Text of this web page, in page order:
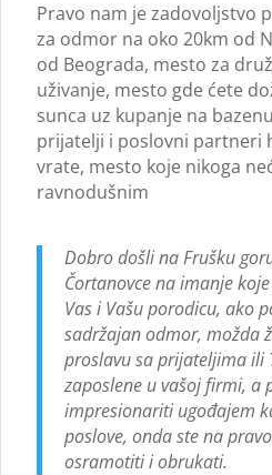
Pravo nam je zadovoljstvo
za odmor na oko 20km od
od Beograda, mesto za
uživanje, mesto gde ćete
sunca uz kupanje na
prijatelji i poslovni partneri
vrate, mesto koje nikoga
ravnodušnim
Dobro došli na Frušku
Čortanovce na imanje
Vas i Vašu porodicu, ako
sadržajan odmor, možda
proslavu sa prijateljima ili
zaposlene u vašoj firmi, a
impresionariti ugođajem
poslove, onda ste na
osramotiti i obrukati.